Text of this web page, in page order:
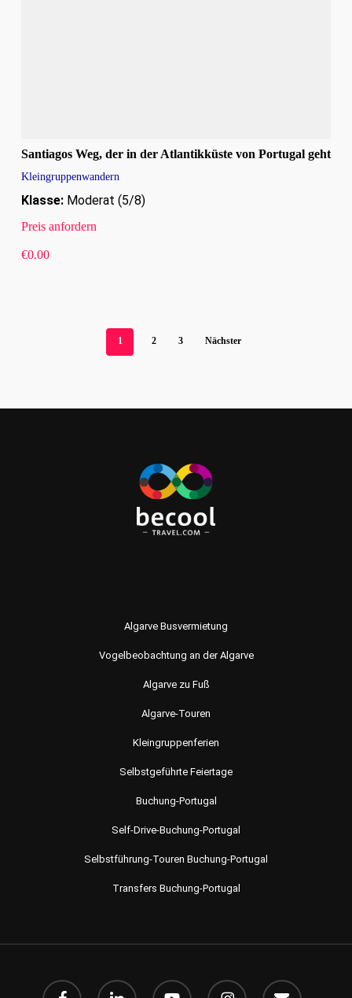
Santiagos Weg, der in der Atlantikküste von Portugal geht
Kleingruppenwandern
Klasse:Moderat (5/8)
Preis anfordern
€0.00
1 2 3 Nächster
Algarve Busvermietung
Vogelbeobachtung an der Algarve
Algarve zu Fuß
Algarve-Touren
Kleingruppenferien
Selbstgeführte Feiertage
Buchung-Portugal
Self-Drive-Buchung-Portugal
Selbstführung-Touren Buchung-Portugal
Transfers Buchung-Portugal
Facebook Linkedin Youtube instagram Email